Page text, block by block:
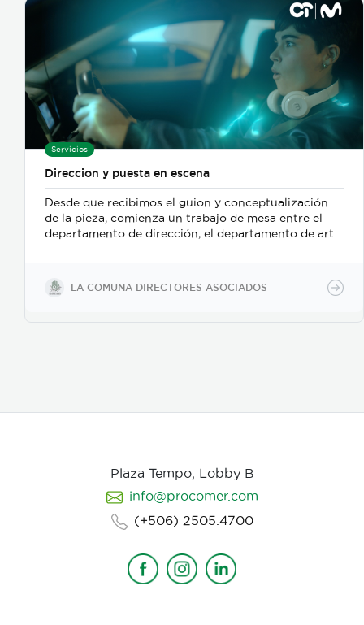
Servicios
Direccion y puesta en escena
Desde que recibimos el guion y conceptualización
de la pieza, comienza un trabajo de mesa entre el
departamento de dirección, el departamento de arte,
buscamos reforzar la historia, nos centramos
fuertemente en la selección de casting, en el tono
para los actores con instrucciones claras, paletas de
LA COMUNA DIRECTORES ASOCIADOS
Plaza Tempo, Lobby B
info@procomer.com
(+506) 2505.4700